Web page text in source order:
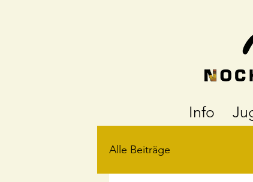
Info
Alle Beiträge